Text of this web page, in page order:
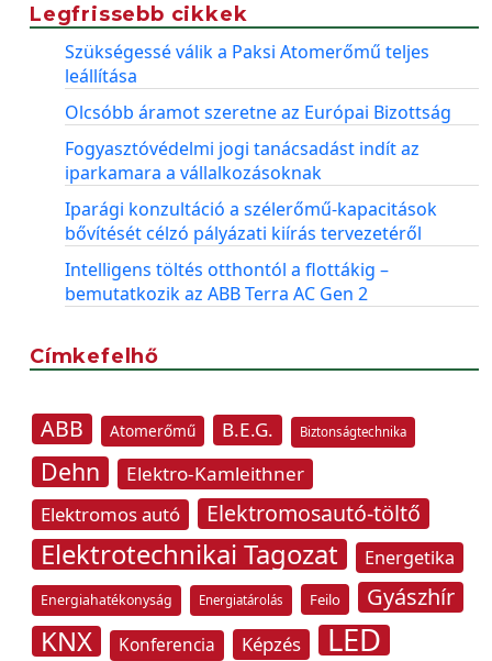
Legfrissebb cikkek
Szükségessé válik a Paksi Atomerőmű teljes
leállítása
Olcsóbb áramot szeretne az Európai Bizottság
Fogyasztóvédelmi jogi tanácsadást indít az
iparkamara a vállalkozásoknak
Iparági konzultáció a szélerőmű-kapacitások
bővítését célzó pályázati kiírás tervezetéről
Intelligens töltés otthontól a flottákig –
bemutatkozik az ABB Terra AC Gen 2
Címkefelhő
ABB Atomerőmű B.E.G. Biztonságtechnika
Dehn
Elektro-Kamleithner
Elektromos autó
Elektromosautó-töltő
Elektrotechnikai Tagozat Energetika
Energiahatékonyság Energiatárolás Feilo Gyászhír
KNX Konferencia Képzés LED